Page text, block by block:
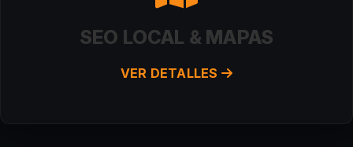
SEO LOCAL & MAPAS
VER DETALLES